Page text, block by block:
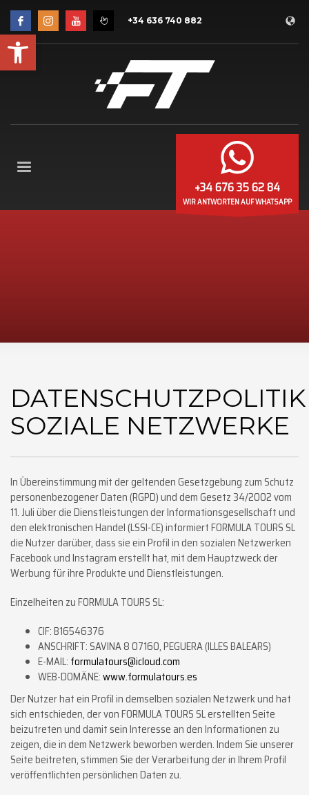
Werkzeugleiste öffnen
+34 636 740 882
+34 676 35 62 84
WIR ANTWORTEN AUF WHATSAPP
DATENSCHUTZPOLITIK
SOZIALE NETZWERKE
In Übereinstimmung mit der geltenden Gesetzgebung zum Schutz
personenbezogener Daten (RGPD) und dem Gesetz 34/2002 vom
11. Juli über die Dienstleistungen der Informationsgesellschaft und
den elektronischen Handel (LSSI-CE) informiert FORMULA TOURS SL
die Nutzer darüber, dass sie ein Profil in den sozialen Netzwerken
Facebook und Instagram erstellt hat, mit dem Hauptzweck der
Werbung für ihre Produkte und Dienstleistungen.
Einzelheiten zu FORMULA TOURS SL:
CIF: B16546376
ANSCHRIFT: SAVINA 8 07160, PEGUERA (ILLES BALEARS)
E-MAIL: formulatours@icloud.com
WEB-DOMÄNE:www.formulatours.es
Der Nutzer hat ein Profil in demselben sozialen Netzwerk und hat
sich entschieden, der von FORMULA TOURS SL erstellten Seite
beizutreten und damit sein Interesse an den Informationen zu
zeigen, die in dem Netzwerk beworben werden. Indem Sie unserer
Seite beitreten, stimmen Sie der Verarbeitung der in Ihrem Profil
veröffentlichten persönlichen Daten zu.